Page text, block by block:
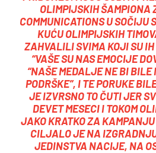
OLIMPIJSKIH ŠAMPIONA
COMMUNICATIONS U SOČIJU
KUĆU OLIMPIJSKIH
ZAHVALILI SVIMA KOJI SU
“VAŠE SU NAS EMOCIJE
“NAŠE MEDALJE NE BI BILE
PODRŠKE”, I TE PORUKE
JE IZVRSNO TO ČUTI JER
DEVET MESECI I TOKOM
JAKO KRATKO ZA
CILJALO JE NA
JEDINSTVA NACIJE, NA